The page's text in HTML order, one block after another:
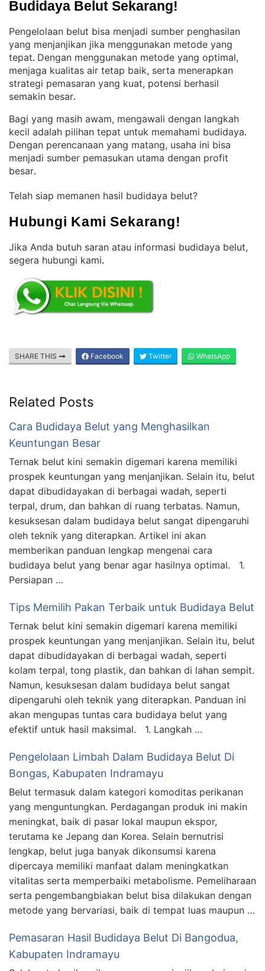
Budidaya Belut Sekarang!
Pengelolaan belut bisa menjadi sumber penghasilan
yang menjanjikan jika menggunakan metode yang
tepat. Dengan menggunakan metode yang optimal,
menjaga kualitas air tetap baik, serta menerapkan
strategi pemasaran yang kuat, potensi berhasil
semakin besar.
Bagi yang masih awam, mengawali dengan langkah
kecil adalah pilihan tepat untuk memahami budidaya
Dengan perencanaan yang matang, usaha ini bisa
menjadi sumber pemasukan utama dengan profit
besar.
Telah siap memanen hasil budidaya belut?
Hubungi Kami Sekarang!
Jika Anda butuh saran atau informasi budidaya belut,
segera hubungi kami.
SHARE THIS Facebook Twitter WhatsApp
Related Posts
Cara Budidaya Belut yang Menghasilkan
Keuntungan Besar
Ternak belut kini semakin digemari karena memiliki
prospek keuntungan yang menjanjikan. Selain itu, belut
dapat dibudidayakan di berbagai wadah, seperti
terpal, drum, dan bahkan di ruang terbatas. Namun,
kesuksesan dalam budidaya belut sangat dipengaruhi
oleh teknik yang diterapkan. Artikel ini akan
memberikan panduan lengkap mengenai cara
budidaya belut yang benar agar hasilnya optimal. 1.
Persiapan …
Tips Memilih Pakan Terbaik untuk Budidaya Belut
Ternak belut kini semakin digemari karena memiliki
prospek keuntungan yang menjanjikan. Selain itu, belut
dapat dibudidayakan di berbagai wadah, seperti
kolam terpal, tong plastik, dan bahkan di lahan sempit.
Namun, kesuksesan dalam budidaya belut sangat
dipengaruhi oleh teknik yang diterapkan. Panduan ini
akan mengupas tuntas cara budidaya belut yang
efektif untuk hasil maksimal. 1. Langkah …
Pengelolaan Limbah Dalam Budidaya Belut Di
Bongas, Kabupaten Indramayu
Belut termasuk dalam kategori komoditas perikanan
yang menguntungkan. Perdagangan produk ini makin
meningkat, baik di pasar lokal maupun ekspor,
terutama ke Jepang dan Korea. Selain bernutrisi
lengkap, belut juga banyak dikonsumsi karena
dipercaya memiliki manfaat dalam meningkatkan
vitalitas serta memperbaiki metabolisme. Pemeliharaan
serta pengembangbiakan belut bisa dilakukan dengan
metode yang bervariasi, baik di tempat luas maupun …
Pemasaran Hasil Budidaya Belut Di Bangodua,
Kabupaten Indramayu